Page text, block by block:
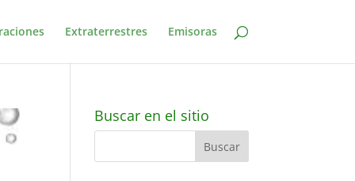
Extraterrestres Emisoras
Buscar en el sitio